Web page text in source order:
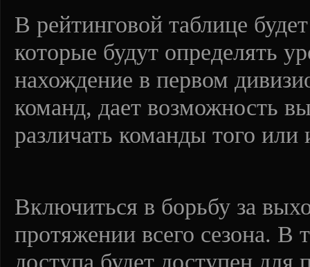
В рейтинговой таблице
которые будут определять
нахождение в первом
команд, дает возможность
различать команды того или
Включиться в борьбу за
протяжении всего сезона. В
доступа будет доступен для